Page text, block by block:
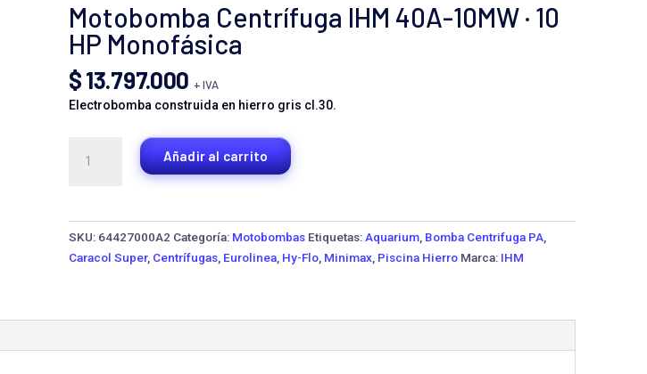
Motobomba Centrífuga IHM 40A-10MW · 10
HP Monofásica
$13.797.000 + IVA
Electrobomba construida en hierro gris cl.30.
Centrífuga
Añadir al carrito
SKU: 64427000A2 Categoría: Motobombas Etiquetas: Aquarium, Bomba Centrifuga PA,
Caracol Super, Centrífugas, Eurolinea, Hy-Flo, Minimax, Piscina Hierro Marca: IHM